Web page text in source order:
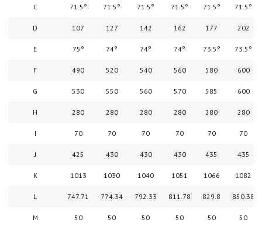
C 71.5° 71.5° 71.5° 71.5° 71.5° 71.5°
D 107 127 142 162 177 202
E 75° 74° 74° 74° 73.5° 73.5°
F 490 520 540 560 580 600
G 530 550 560 570 585 600
H 280 280 280 280 280 280
I 70 70 70 70 70 70
J 425 430 430 430 435 435
K 1013 1030 1040 1051 1066 1082
L 747.71 774.34 792.33 811.78 829.8 850.38
M 50 50 50 50 50 50